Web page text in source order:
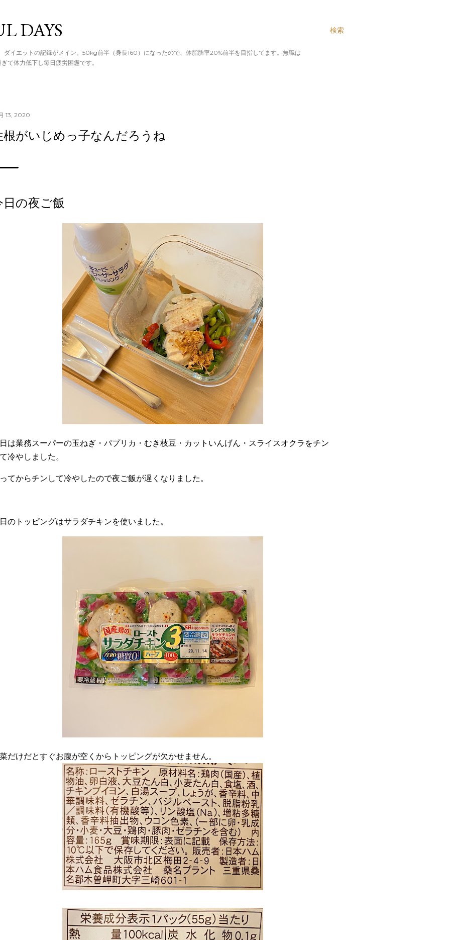
メイン コンテンツに移動
検索
DAYS
イエットの記録がメイン。50kg前半（身長160）になったので、体脂肪率20%前半を目指してます。無職は
て体力低下し毎日疲労困憊です。
13, 2020
根がいじめっ子なんだろうね
日の夜ご飯
は業務スーパーの玉ねぎ・パプリカ・むき枝豆・カットいんげん・スライスオクラをチン
冷やしました。
てからチンして冷やしたので夜ご飯が遅くなりました。
のトッピングはサラダチキンを使いました。
だけだとすぐお腹が空くからトッピングが欠かせません。